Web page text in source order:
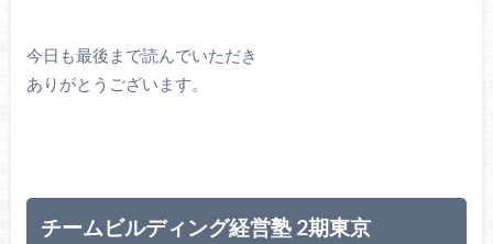
今日も最後まで読んでいただき
ありがとうございます。
チームビルディング経営塾 2期東京